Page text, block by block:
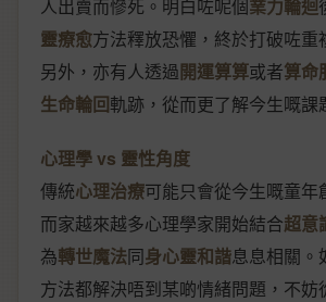
人出賣而慘死。明白咗呢個業力輪迴
靈療愈方法釋放恐懼，終於打破咗重
另外，亦有人透過開運算算或者算命
生命輪回軌跡，從而更了解今生嘅課
心理學 vs 靈性角度
傳統心理治療可能只會從今生嘅童年
而家越來越多心理學家開始結合超意
為轉世魔法同身心靈和諧息息相關。
方法都解決唔到某啲情緒問題，不妨